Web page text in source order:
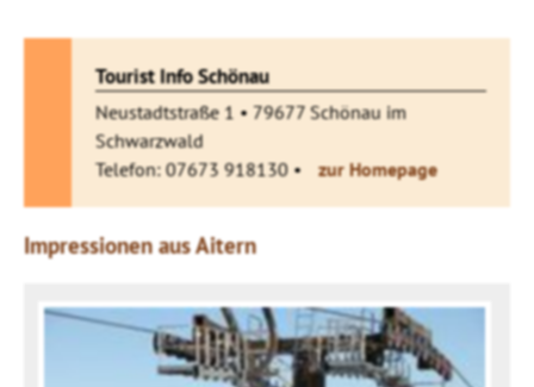
Tourist Info Schönau
Neustadtstraße 1 • 79677 Schönau im
Schwarzwald
Telefon: 07673 918130 •
zur Homepage
Impressionen aus Aitern